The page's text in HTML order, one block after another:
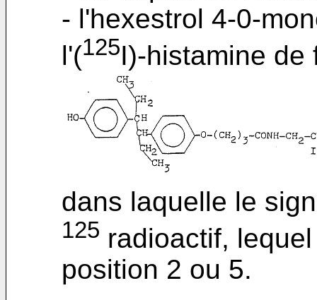
- l'hexestrol 4-0-
l'(125I)-histamine de
dans laquelle le
125 radioactif,
position 2 ou 5.